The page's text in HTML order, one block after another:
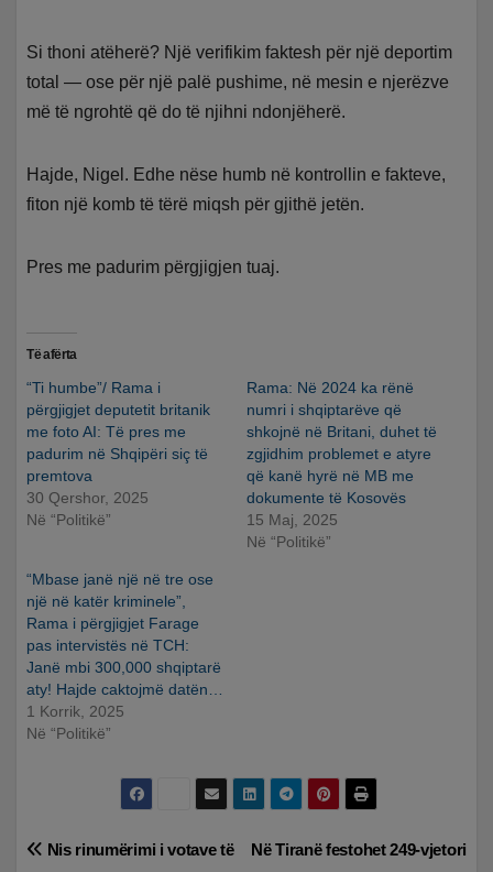
Si thoni atëherë? Një verifikim faktesh për një deportim
total — ose për një palë pushime, në mesin e njerëzve
më të ngrohtë që do të njihni ndonjëherë.
Hajde, Nigel. Edhe nëse humb në kontrollin e fakteve,
fiton një komb të tërë miqsh për gjithë jetën.
Pres me padurim përgjigjen tuaj.
Të afërta
“Ti humbe”/ Rama i
përgjigjet deputetit britanik
me foto AI: Të pres me
padurim në Shqipëri siç të
premtova
30 Qershor, 2025
Në “Politikë”
Rama: Në 2024 ka rënë
numri i shqiptarëve që
shkojnë në Britani, duhet të
zgjidhim problemet e atyre
që kanë hyrë në MB me
dokumente të Kosovës
15 Maj, 2025
Në “Politikë”
“Mbase janë një në tre ose
një në katër kriminele”,
Rama i përgjigjet Farage
pas intervistës në TCH:
Janë mbi 300,000 shqiptarë
aty! Hajde caktojmë datën…
1 Korrik, 2025
Në “Politikë”
Lëvizje
Në Tiranë festohet 249-vjetori
Nis rinumërimi i votave të